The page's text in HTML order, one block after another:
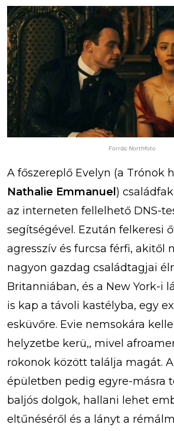
Forrás: Northfoto
A főszereplő Evelyn (a Trónok
Nathalie Emmanuel )
az interneten fellelhető DNS-
segítségével. Ezután felkeresi
agresszív és furcsa férfi, akitől
nagyon gazdag családtagjai
Britanniában, és a New York-i
is kap a távoli kastélyba, egy
esküvőre. Evie nemsokára
helyzetbe kerü,, mivel
rokonok között találja magát.
épületben pedig egyre-másra
baljós dolgok, hallani lehet
eltűnéséről és a lányt a